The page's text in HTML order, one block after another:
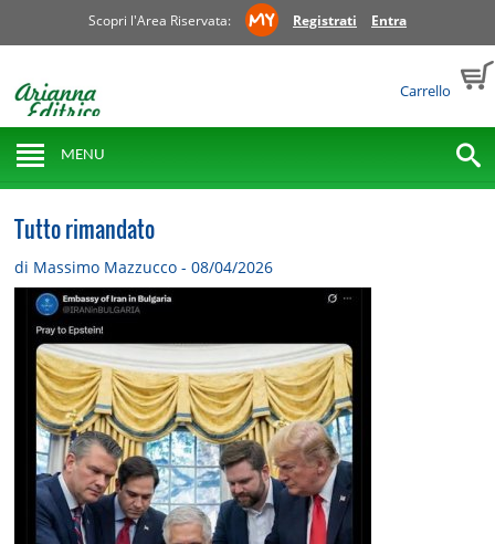
Scopri l'Area Riservata: Registrati Entra
Carrello
MENU
Tutto rimandato
di Massimo Mazzucco - 08/04/2026